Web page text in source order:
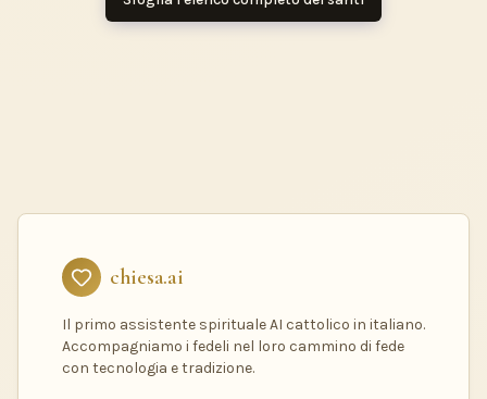
chiesa.ai
Il primo assistente spirituale AI cattolico in italiano.
Accompagniamo i fedeli nel loro cammino di fede
con tecnologia e tradizione.